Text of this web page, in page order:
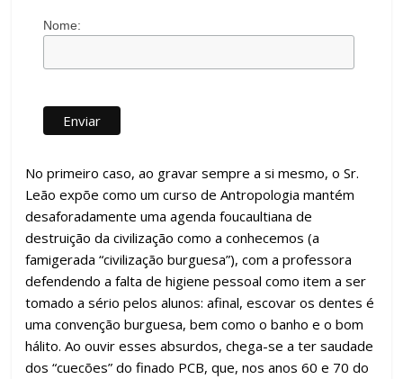
Nome:
No primeiro caso, ao gravar sempre a si mesmo, o Sr.
Leão expõe como um curso de Antropologia mantém
desaforadamente uma agenda foucaultiana de
destruição da civilização como a conhecemos (a
famigerada “civilização burguesa”), com a professora
defendendo a falta de higiene pessoal como item a ser
tomado a sério pelos alunos: afinal, escovar os dentes é
uma convenção burguesa, bem como o banho e o bom
hálito. Ao ouvir esses absurdos, chega-se a ter saudade
dos “cuecões” do finado PCB, que, nos anos 60 e 70 do